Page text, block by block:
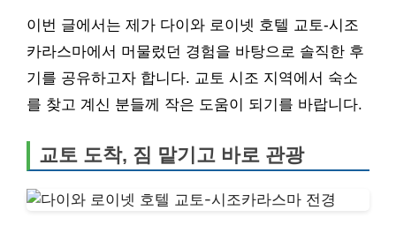
이번 글에서는 제가 다이와 로이넷 호텔 교토-시조
카라스마에서 머물렀던 경험을 바탕으로 솔직한 후
기를 공유하고자 합니다. 교토 시조 지역에서 숙소
를 찾고 계신 분들께 작은 도움이 되기를 바랍니다.
교토 도착, 짐 맡기고 바로 관광